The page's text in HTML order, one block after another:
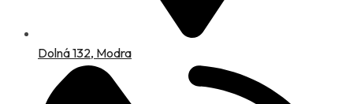
Dolná 132, Modra